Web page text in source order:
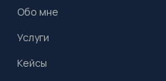
Обо мне
Услуги
Кейсы